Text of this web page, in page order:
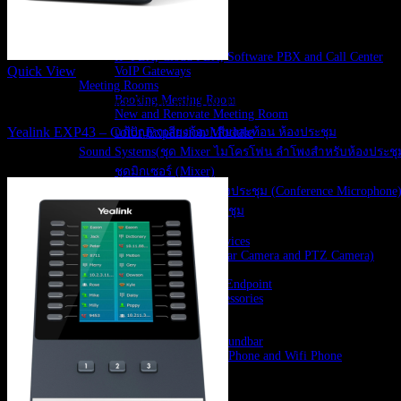
IP-PBX, Cloud PBX, Software PBX and Call Center
VoIP Gateways
Meeting Rooms
Booking Meeting Room
New and Renovate Meeting Room
แก้ปัญหาเสียงก้อง เสียงสะท้อน ห้องประชุม
Sound Systems(ชุด Mixer ไมโครโฟน ลำโพงสำหรับห้องประชุ
ชุดมิกเซอร์ (Mixer)
ไมโครโฟนสำหรับห้องประชุม (Conference Microphone)
ลำโพงสำหรับห้องประชุม
Video Conference
MS Teams Rooms Devices
USB Camera (Soundbar Camera and PTZ Camera)
WebCam
H.323 and SIP Video Endpoint
Video Conference accessories
Voice accessories
Speakerphones and Soundbar
IP Phone, Conference Phone and Wifi Phone
Wireless Present
Quick View
IP Phone, Conference Phone and Wifi Phone
Yealink EXP43 – Color Expansion Module